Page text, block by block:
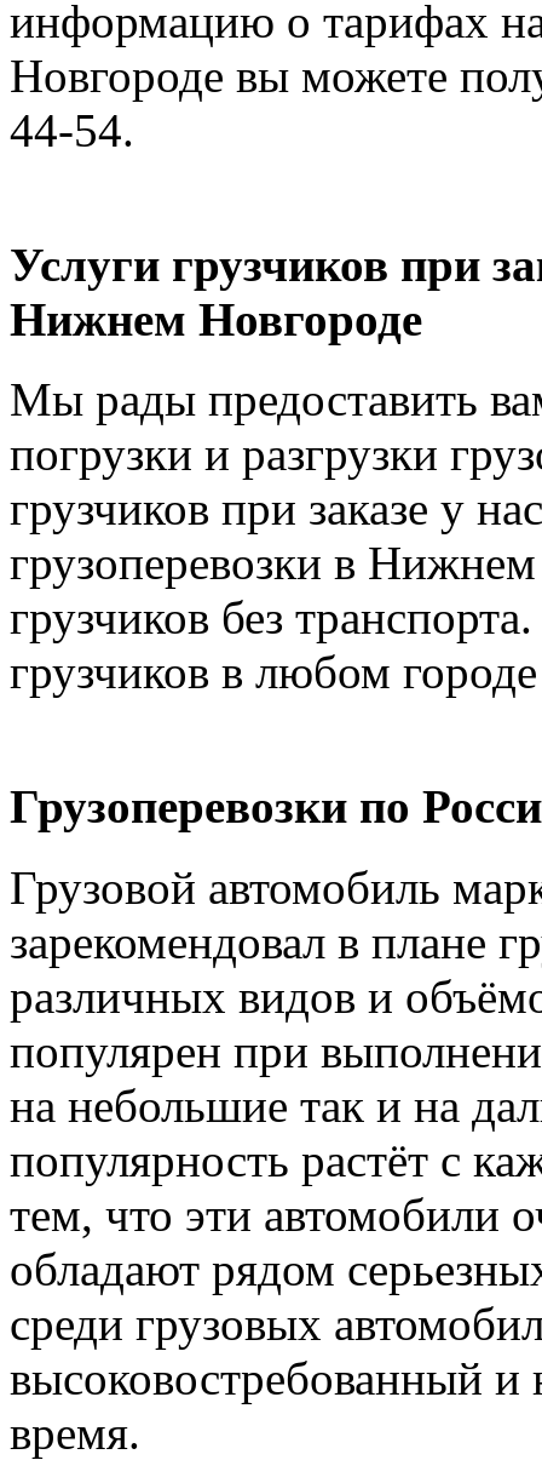
информацию о тарифах
Новгороде вы можете
44-54.
Услуги грузчиков при
Нижнем Новгороде
Мы рады предоставить
погрузки и разгрузки
грузчиков при заказе у
грузоперевозки в
грузчиков без
грузчиков в любом
Грузоперевозки по
Грузовой автомобиль
зарекомендовал в плане
различных видов и
популярен при
на небольшие так и на
популярность растёт с
тем, что эти автомобили
обладают рядом
среди грузовых
высоковостребованный и
время.